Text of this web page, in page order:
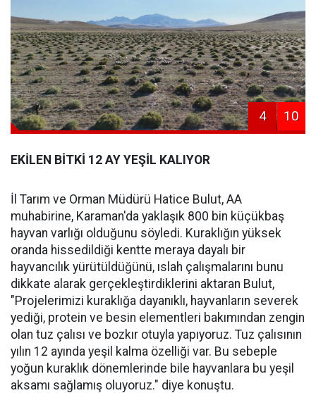
4 10
EKİLEN BİTKİ 12 AY YEŞİL KALIYOR
İl Tarım ve Orman Müdürü Hatice Bulut, AA
muhabirine, Karaman'da yaklaşık 800 bin küçükbaş
hayvan varlığı olduğunu söyledi. Kuraklığın yüksek
oranda hissedildiği kentte meraya dayalı bir
hayvancılık yürütüldüğünü, ıslah çalışmalarını bunu
dikkate alarak gerçekleştirdiklerini aktaran Bulut,
"Projelerimizi kuraklığa dayanıklı, hayvanların severek
yediği, protein ve besin elementleri bakımından zengin
olan tuz çalısı ve bozkır otuyla yapıyoruz. Tuz çalısının
yılın 12 ayında yeşil kalma özelliği var. Bu sebeple
yoğun kuraklık dönemlerinde bile hayvanlara bu yeşil
aksamı sağlamış oluyoruz." diye konuştu.